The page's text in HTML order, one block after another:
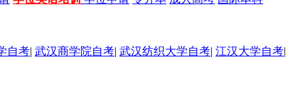
自考| 武汉商学院自考| 武汉纺织大学自考| 江汉大学自考|